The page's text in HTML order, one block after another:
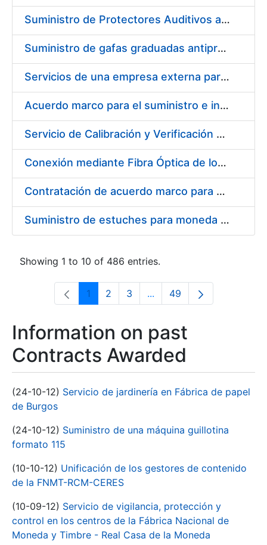
Suministro de Protectores Auditivos a medida para las personas trabajadoras de los Centros de Trabajo de Madrid y Burgos
Suministro de gafas graduadas antiproyecciones para los trabajadores de la FNMT-RCM en los centros de trabajo de Madrid y Burgos
Servicios de una empresa externa para el asesoramiento y resolución de los recursos de alzada que se presentan relacionados con procesos de selección para la FNMT-RCM
Acuerdo marco para el suministro e instalación de persianas, estores y otros complementos
Servicio de Calibración y Verificación Externa de los Equipos de Medición del Servicio de Prevención de la FNMT-RCM
Conexión mediante Fibra Óptica de los Centros de Proceso de Datos (CPDs) de las sedes de la FNMT-RCM de Burgos y Madrid
Contratación de acuerdo marco para el Suministro de Material de Electricidad para la Fábrica Nacional de Moneda y Timbre-Real Casa de la Moneda en su centro de trabajo de Burgos
Suministro de estuches para moneda de 30 €
Showing 1 to 10 of 486 entries.
Page
1 Page
2 Page
3 ...Intermediate Pages Use
Page
49
Information on past
Contracts Awarded
(24-10-12) Servicio de jardinería en Fábrica de papel
de Burgos
(24-10-12) Suministro de una máquina guillotina
formato 115
(10-10-12) Unificación de los gestores de contenido
de la FNMT-RCM-CERES
(10-09-12) Servicio de vigilancia, protección y
control en los centros de la Fábrica Nacional de
Moneda y Timbre - Real Casa de la Moneda